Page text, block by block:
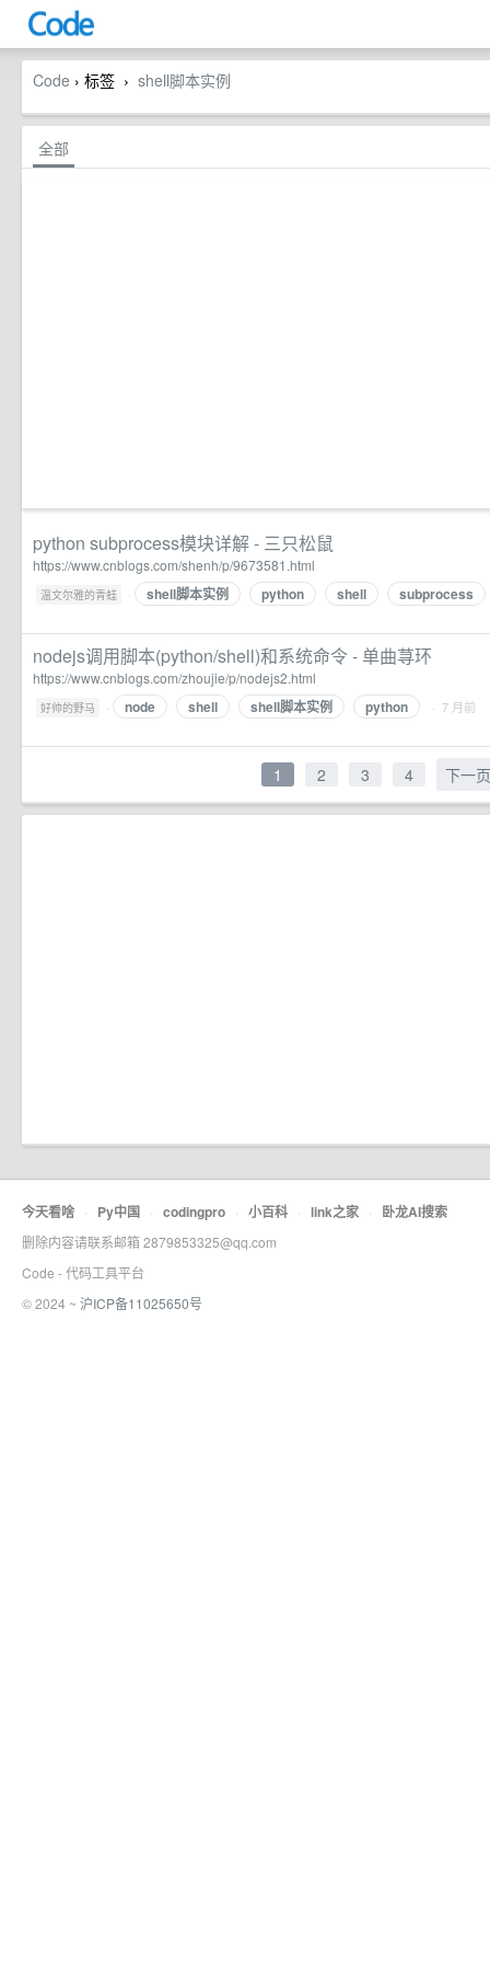
Code › 标签 › shell脚本实例
全部
python subprocess模块详解 - 三只松鼠
https://www.cnblogs.com/shenh/p/9673581.html
温文尔雅的青蛙 · shell脚本实例 python shell subprocess
nodejs调用脚本(python/shell)和系统命令 - 单曲荨环
https://www.cnblogs.com/zhoujie/p/nodejs2.html
好帅的野马 · node shell shell脚本实例 python · 7 月前
1 2 3 4 下一页
今天看啥 · Py中国 · codingpro · 小百科 · link之家 · 卧龙AI搜索
删除内容请联系邮箱 2879853325@qq.com
Code - 代码工具平台
© 2024 ~ 沪ICP备11025650号